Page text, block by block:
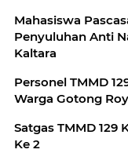
Mahasiswa
Penyuluhan Anti
Kaltara
Personel TMMD
Warga Gotong
Satgas TMMD
Ke 2